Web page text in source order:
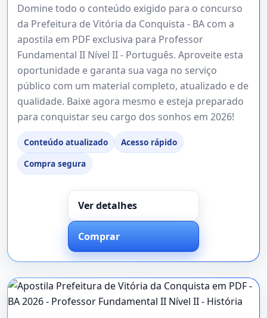
Domine todo o conteúdo exigido para o concurso
da Prefeitura de Vitória da Conquista - BA com a
apostila em PDF exclusiva para Professor
Fundamental II Nível II - Português. Aproveite esta
oportunidade e garanta sua vaga no serviço
público com um material completo, atualizado e de
qualidade. Baixe agora mesmo e esteja preparado
para conquistar seu cargo dos sonhos em 2026!
Conteúdo atualizado
Acesso rápido
Compra segura
Ver detalhes
Comprar